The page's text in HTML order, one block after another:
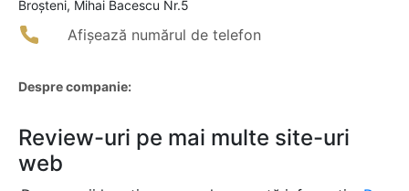
Broşteni, Mihai Bacescu Nr.5
Afișează numărul de telefon
Despre companie:
Review-uri pe mai multe site-uri
web